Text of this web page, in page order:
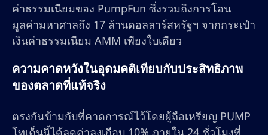
ค่าธรรมเนียมของ PumpFun ซึ่งรวมถึงการโอน
มูลค่ามหาศาลถึง 17 ล้านดอลลาร์สหรัฐฯ จากกระเป๋า
เงินค่าธรรมเนียม AMM เพียงใบเดียว
ความคาดหวังในอุดมคติเทียบกับประสิทธิภาพ
ของตลาดที่แท้จริง
ตรงกันข้ามกับที่คาดการณ์ไว้โดยผู้ถือเหรียญ PUMP
โทเค็นนี้ได้ลดค่าลงเกือบ 10% ภายใน 24 ชั่วโมงที่